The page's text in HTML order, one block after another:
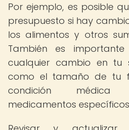
Por ejemplo, es posible
presupuesto si hay
los alimentos y otros
También es
cualquier cambio en tu
como el tamaño de tu
condición
medicamentos